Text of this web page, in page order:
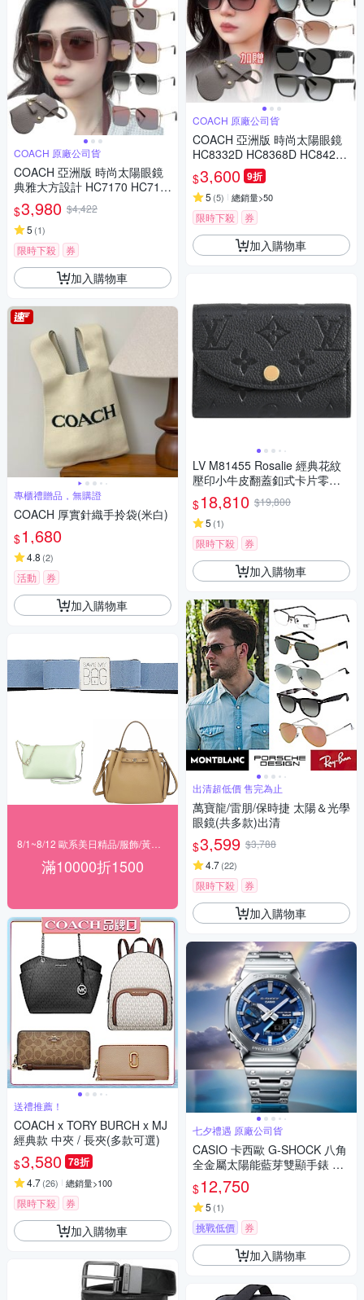
COACH 原廠公司貨
COACH 亞洲版 時尚太陽眼鏡
典雅大方設計 HC7170 HC717
4D 多色款任選 公司貨(加贈掛
式眼鏡袋)
$3,980 $4,422
5 (1)
限時下殺 券
加入購物車
專櫃禮贈品，無購證
COACH 厚實針織手拎袋(米白)
$1,680
4.8 (2)
活動 券
加入購物車
滿10000折1500
送禮推薦！
COACH x TORY BURCH x MJ
經典款 中夾 / 長夾(多款可選)
$3,580 78折
4.7(26) 總銷量>100
限時下殺 券
加入購物車
COACH 原廠公司貨
COACH 亞洲版 時尚太陽眼鏡
HC8332D HC8368D HC8429D
HC8430D HC8445D 多款任選
公司貨(加贈掛式眼鏡袋)
$3,600 9折
5 (5) 總銷量>50
限時下殺 券
加入購物車
LV M81455 Rosalie 經典花紋
壓印小牛皮翻蓋釦式卡片零錢
包(黑)
$18,810 $19,800
5 (1)
限時下殺 券
加入購物車
出清超低價 售完為止
萬寶龍/雷朋/保時捷 太陽＆光學
眼鏡(共多款)出清
$3,599 $3,788
4.7(22)
限時下殺 券
加入購物車
七夕禮遇 原廠公司貨
CASIO 卡西歐 G-SHOCK 八角
全金屬太陽能藍芽雙顯手錶 七
夕寵愛季 送禮推薦 GM-B2100
AD-2A
$12,750
5 (1)
挑戰低價 券
加入購物車